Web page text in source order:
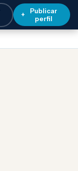
+
Publicar
perfil